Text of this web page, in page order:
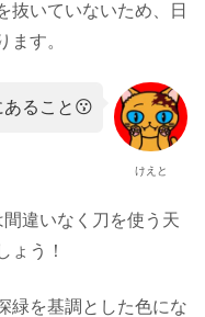
抜いていないため、日
ます。
けえと
ること😗
違いなく刀を使う天
ょう！
緑を基調とした色にな